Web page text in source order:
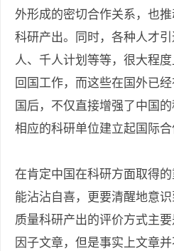
外形成的密切合作关系，也
科研产出。同时，各种人才
人、千人计划等等，很大程
回国工作，而这些在国外已
国后，不仅直接增强了中国
相应的科研单位建立起国际合
在肯定中国在科研方面取得
能沾沾自喜，更要清醒地意
质量科研产出的评价方式主
因子文章，但是事实上文章